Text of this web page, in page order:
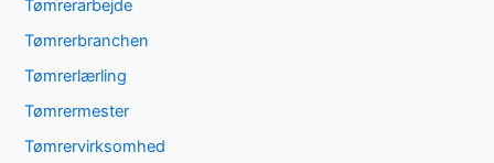
Tømrerarbejde
Tømrerbranchen
Tømrerlærling
Tømrermester
Tømrervirksomhed